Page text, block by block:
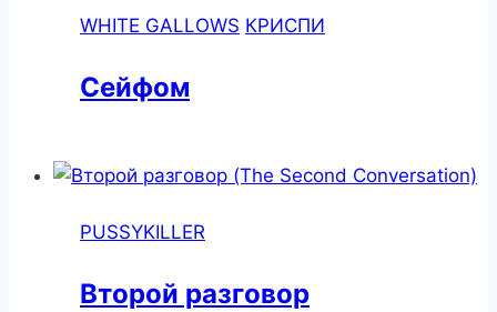
WHITE GALLOWS КРИСПИ
Сейфом
PUSSYKILLER
Второй разговор